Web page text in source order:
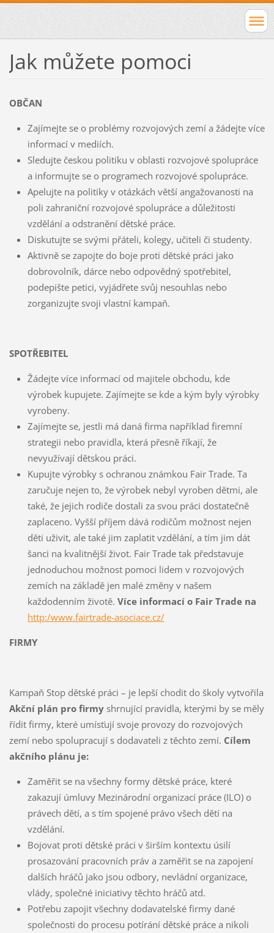
Jak můžete pomoci
OBČAN
Zajímejte se o problémy rozvojových zemí a žádejte více
informací v mediích.
Sledujte českou politiku v oblasti rozvojové spolupráce
a informujte se o programech rozvojové spolupráce.
Apelujte na politiky v otázkách větší angažovanosti na
poli zahraniční rozvojové spolupráce a důležitosti
vzdělání a odstranění dětské práce.
Diskutujte se svými přáteli, kolegy, učiteli či studenty.
Aktivně se zapojte do boje proti dětské práci jako
dobrovolník, dárce nebo odpovědný spotřebitel,
podepište petici, vyjádřete svůj nesouhlas nebo
zorganizujte svoji vlastní kampaň.
SPOTŘEBITEL
Žádejte více informací od majitele obchodu, kde
výrobek kupujete. Zajímejte se kde a kým byly výrobky
vyrobeny.
Zajímejte se, jestli má daná firma například firemní
strategii nebo pravidla, která přesně říkají, že
nevyužívají dětskou práci.
Kupujte výrobky s ochranou známkou Fair Trade. Ta
zaručuje nejen to, že výrobek nebyl vyroben dětmi, ale
také, že jejich rodiče dostali za svou práci dostatečně
zaplaceno. Vyšší příjem dává rodičům možnost nejen
děti uživit, ale také jim zaplatit vzdělání, a tím jim dát
šanci na kvalitnější život. Fair Trade tak představuje
jednoduchou možnost pomoci lidem v rozvojových
zemích na základě jen malé změny v našem
každodenním životě. Více informací o Fair Trade na
http:/www.fairtrade-asociace.cz/
FIRMY
Kampaň Stop dětské práci – je lepší chodit do školy vytvořila
Akční plán pro firmyshrnující pravidla, kterými by se měly
řídit firmy, které umísťují svoje provozy do rozvojových
zemí nebo spolupracují s dodavateli z těchto zemí. Cílem
akčního plánu je:
Zaměřit se na všechny formy dětské práce, které
zakazují úmluvy Mezinárodní organizací práce (ILO) o
právech dětí, a s tím spojené právo všech dětí na
vzdělání.
Bojovat proti dětské práci v širším kontextu úsilí
prosazování pracovních práv a zaměřit se na zapojení
dalších hráčů jako jsou odbory, nevládní organizace,
vlády, společné iniciativy těchto hráčů atd.
Potřebu zapojit všechny dodavatelské firmy dané
společnosti do procesu potírání dětské práce a nikoli